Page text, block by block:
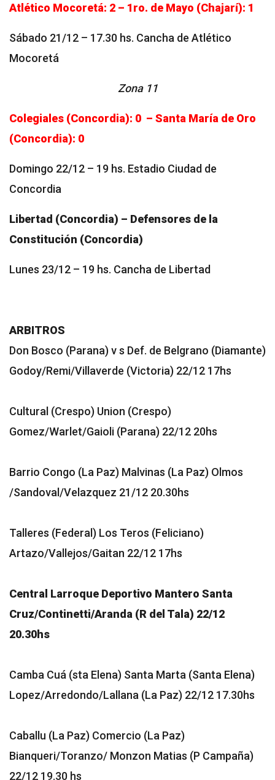
Atlético Mocoretá: 2 – 1ro. de Mayo (Chajarí): 1
Sábado 21/12 – 17.30 hs. Cancha de Atlético
Mocoretá
Zona 11
Colegiales (Concordia): 0 – Santa María de Oro
(Concordia): 0
Domingo 22/12 – 19 hs. Estadio Ciudad de
Concordia
Libertad (Concordia) – Defensores de la
Constitución (Concordia)
Lunes 23/12 – 19 hs. Cancha de Libertad
ARBITROS
Don Bosco (Parana) v s Def. de Belgrano (Diamante)
Godoy/Remi/Villaverde (Victoria) 22/12 17hs
Cultural (Crespo) Union (Crespo)
Gomez/Warlet/Gaioli (Parana) 22/12 20hs
Barrio Congo (La Paz) Malvinas (La Paz) Olmos
/Sandoval/Velazquez 21/12 20.30hs
Talleres (Federal) Los Teros (Feliciano)
Artazo/Vallejos/Gaitan 22/12 17hs
Central Larroque Deportivo Mantero Santa
Cruz/Continetti/Aranda (R del Tala) 22/12
20.30hs
Camba Cuá (sta Elena) Santa Marta (Santa Elena)
Lopez/Arredondo/Lallana (La Paz) 22/12 17.30hs
Caballu (La Paz) Comercio (La Paz)
Bianqueri/Toranzo/ Monzon Matias (P Campaña)
22/12 19.30 hs